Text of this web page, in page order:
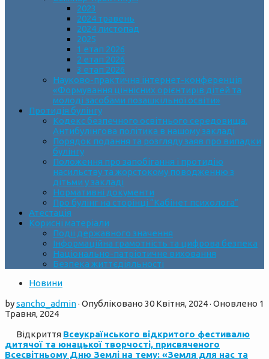
2023
2024 травень
2024 листопад
2025
1 етап 2026
2 етап 2026
3 етап 2026
Науково-практична інтернет-конференція
«Формування ціннісних орієнтирів дітей та
молоді засобами позашкільної освіти»
Протидія булінгу
Кодекс безпечного освітнього середовища.
Антибулінгова політика в нашому закладі
Порядок подання та розгляду заяв про випадки
булінгу
Положення про запобігання і протидію
насильству та жорстокому поводженню з
дітьми у закладі
Нормативні документи
Про булінг на сторінці “Кабінет психолога”
Атестація
Корисні матеріали
Події державного значення
Інформаційна грамотність та цифрова безпека
Національно-патріотичне виховання
Безпека життєдіяльності
Новини
bysancho_admin· Опубліковано 30 Квітня, 2024· Оновлено 1
Травня, 2024
Відкриття Всеукраїнського відкритого фестивалю
дитячої та юнацької творчості, присвяченого
Всесвітньому Дню Землі на тему: «Земля для нас та